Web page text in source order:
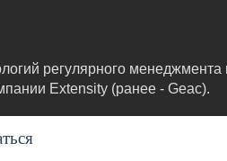
регулярного
Extensity (ранее - Geac).